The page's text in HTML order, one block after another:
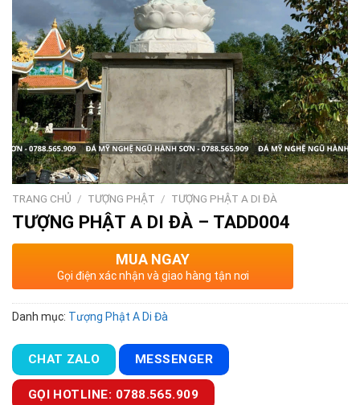
TRANG CHỦ / TƯỢNG PHẬT / TƯỢNG PHẬT A DI ĐÀ
TƯỢNG PHẬT A DI ĐÀ – TADD004
MUA NGAY
Gọi điện xác nhận và giao hàng tận nơi
Danh mục: Tượng Phật A Di Đà
CHAT ZALO MESSENGER
GỌI HOTLINE: 0788.565.909